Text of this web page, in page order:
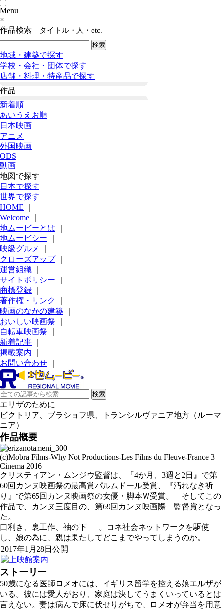
Menu
×
作品検索
タイトル・人・etc.
地域・建築で探す
学校・会社・団体で探す
店舗・料理・特産品で探す
作品
新着順
あいうえお順
日本映画
アニメ
外国映画
ODS
動画
地図で探す
日本で探す
世界で探す
HOME
Welcome
地ムービーとは
地ムービシー
映級グルメ
クローズアップ｜
運営組織
サイトポリシー
商標登録
著作権・リンク
映画のなかの建築
おいしい映画祭
自転車映画祭
新着記事
掲載案内
お問い合わせ
エリザのために
ビクトリア、ブラショフ県、トランシルヴァニア地方（ルーマ
ニア）
作品概要
(c)Mobra Films-Why Not Productions-Les Films du Fleuve-France 3
Cinema 2016
クリスティアン・ムンジウ監督は、『4か月、3週と2日』で第
60回カンヌ映画祭の最高賞パルムドール受賞、『汚れなき祈
り』で第65回カンヌ映画祭の女優・脚本Ｗ受賞。 そしてこの
作品で、カンヌ三度目の、第69回カンヌ映画際 監督賞となっ
た。
口利き、裏工作、袖の下—–。コネ社会ネットワークを駆使
し、娘の為に、親は果たしてどこまでやってしまうのか。
2017年1月28日公開
ストーリー
50歳になる医師ロメオには、イギリス留学を控える娘エルザが
いる。彼には愛人がおり、家庭は決してうまくいっているとは
言えない。妻は病んで床に伏せりがちで、ロメオが弁当を用意